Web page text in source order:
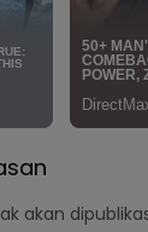
akan